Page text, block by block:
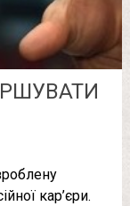
кар’єри.